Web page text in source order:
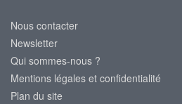
Nous contacter
Newsletter
Qui sommes-nous ?
Mentions légales et confidentialité
Plan du site